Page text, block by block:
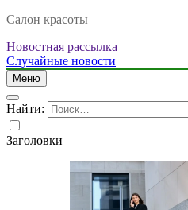
Салон красоты
Новостная рассылка
Случайные новости
Меню
Найти:
Заголовки